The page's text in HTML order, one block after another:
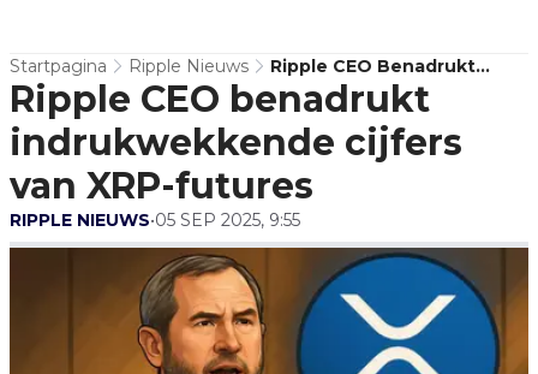
Startpagina Ripple Nieuws
Ripple CEO Benadrukt
Indrukwekkende Cijfers
Van XRP-Futures
Ripple CEO benadrukt
indrukwekkende cijfers
van XRP-futures
RIPPLE NIEUWS•05 SEP 2025, 9:55